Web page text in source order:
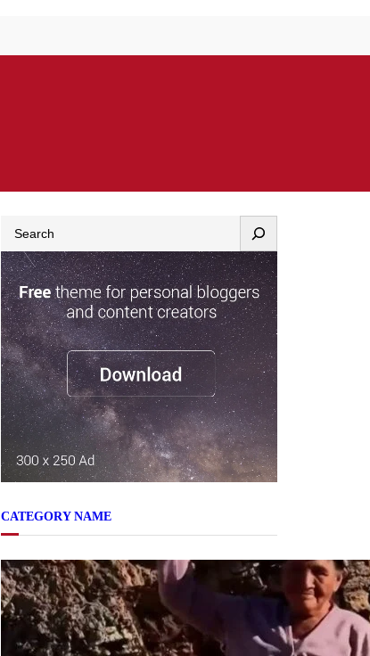
CATEGORY NAME